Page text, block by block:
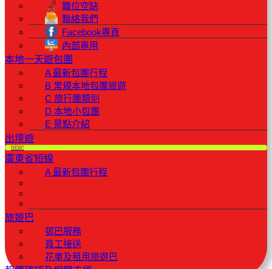
職位空缺
聯絡我們
Facebook專頁
內部專用
本地一天遊包團
A 最新包團行程
B 常規本地包團旅遊
C 旅行團類別
D 本地小包團
E 景點介紹
出境遊
NEW!
廣東省短線
A 最新包團行程
旅遊巴
邨巴服務
員工接送
花車及租用旅遊巴